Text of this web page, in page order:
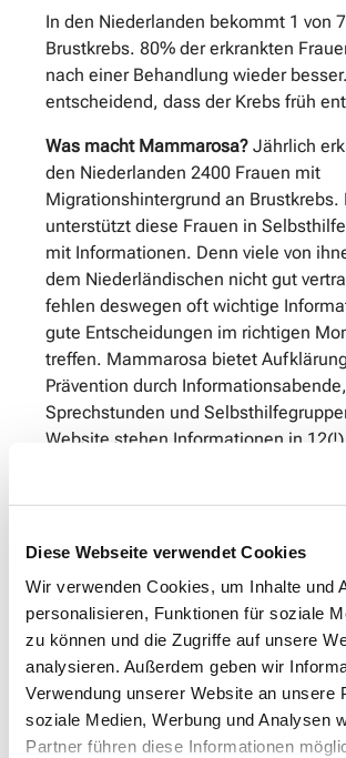
Diese Webseite verwendet Cookies
Wir verwenden Cookies, um Inhalte und
personalisieren, Funktionen für soziale
zu können und die Zugriffe auf unsere
analysieren. Außerdem geben wir
Verwendung unserer Website an unsere
soziale Medien, Werbung und Analysen
Partner führen diese Informationen
In den Niederlanden bekommt 1 von
Brustkrebs. 80% der erkrank­ten
nach einer Behandlung wieder
entscheidend, dass der Krebs früh
Was macht Mammarosa? Jährlich
den Niederlanden 2400 Frauen mit
Migrations­hintergrund an Brustkrebs.
unterstützt diese Frauen in
mit Informationen. Denn viele von
dem Niederländischen nicht gut
fehlen deswegen oft wichtige
gute Entscheidungen im richtigen
treffen. Mammarosa bietet
Prävention durch Informationsabende,
Sprechstunden und
Website stehen Informationen in
Krankheitsverlauf, medizinischer
Website an die circa 2 Millionen
können.
Wie ist Mammarosa entstanden?Die
wurde von Lide van der Vegt aus Den
gegründet. Sie ist selber als
anderen betroffenen Frauen
dabei erlebt, wie sehr diese Hilfe